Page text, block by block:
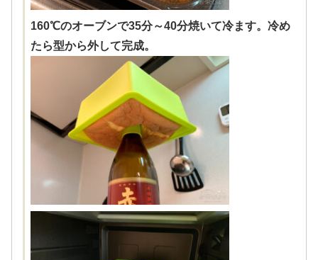
160℃のオーブンで35分～40分焼いて冷ます。冷め
たら型から外して完成。